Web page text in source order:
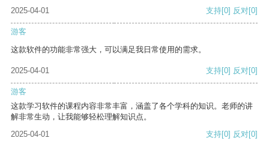
2025-04-01 支持[0] 反对[0]
游客
这款软件的功能非常强大，可以满足我日常使用的需求。
2025-04-01 支持[0] 反对[0]
游客
这款学习软件的课程内容非常丰富，涵盖了各个学科的知识。老师的讲
解非常生动，让我能够轻松理解知识点。
2025-04-01
支持[0] 反对[0]